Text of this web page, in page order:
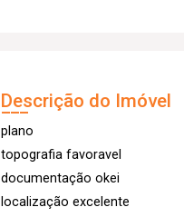
Descrição do Imóvel
plano
topografia favoravel
documentação okei
localização excelente